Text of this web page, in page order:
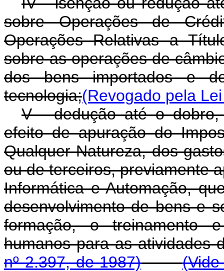
sobre Operações de
Operações Relativas a
sobre as operações de
dos bens importados e
tecnologia;(Revogado pela
V - dedução até o dobro,
efeito de apuração do
Qualquer Natureza, dos
ou de terceiros, previamente
Informática e Automação,
desenvolvimento de bens e
formação, o treinamento
humanos para as
nº 2.397, de 1987)